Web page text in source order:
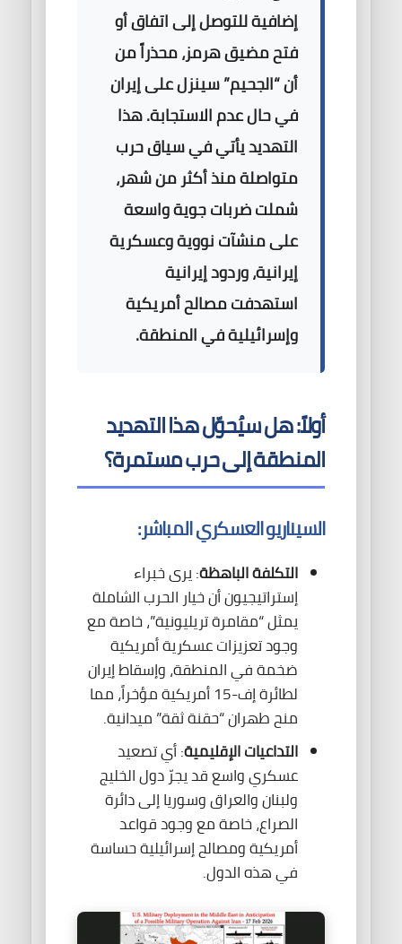
إضافية للتوصل إلى اتفاق أو
فتح مضيق هرمز، محذراً من
أن “الجحيم” سينزل على إيران
في حال عدم الاستجابة. هذا
التهديد يأتي في سياق حرب
متواصلة منذ أكثر من شهر،
شملت ضربات جوية واسعة
على منشآت نووية وعسكرية
إيرانية، وردود إيرانية
استهدفت مصالح أمريكية
وإسرائيلية في المنطقة.
أولاً: هل سيُحوّل هذا التهديد
المنطقة إلى حرب مستمرة؟
السيناريو العسكري المباشر:
التكلفة الباهظة: يرى خبراء
إستراتيجيون أن خيار الحرب الشاملة
يمثل “مقامرة تريليونية”، خاصة مع
وجود تعزيزات عسكرية أمريكية
ضخمة في المنطقة، وإسقاط إيران
لطائرة إف-15 أمريكية مؤخراً، مما
منح طهران “حقنة ثقة” ميدانية.
التداعيات الإقليمية: أي تصعيد
عسكري واسع قد يجرّ دول الخليج
ولبنان والعراق وسوريا إلى دائرة
الصراع، خاصة مع وجود قواعد
أمريكية ومصالح إسرائيلية حساسة
في هذه الدول.